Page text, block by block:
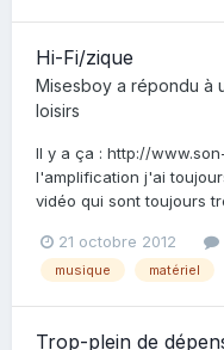
Hi-Fi/zique
Misesboy a répondu à
loisirs
Il y a ça : http://
l'amplification j'ai
vidéo qui sont toujours
21 octobre 2012
musique matériel
Trop-plein de